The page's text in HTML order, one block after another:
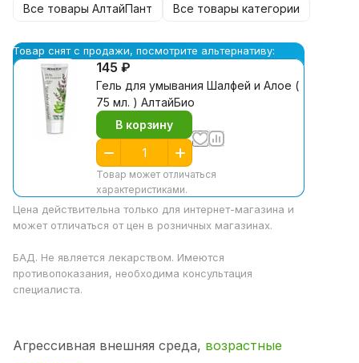
Все товары АлтайПант Все товары категории
Товар снят с продажи, посмотрите альтернативу:
145 ₽
Гель для умывания Шалфей и Алое (
75 мл. ) АлтайБио
В корзину
Товар может отличаться
характеристиками.
Цена действительна только для интернет-магазина и
может отличаться от цен в розничных магазинах.
БАД. Не является лекарством. Имеются
противопоказания, необходима консультация
специалиста.
Агрессивная внешняя среда, возрастные